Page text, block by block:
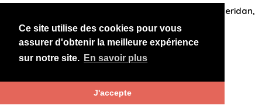
Ce site utilise des cookies pour vous
assurer d'obtenir la meilleure expérience
sur notre site. En savoir plus
J'accepte
Global Solutions Medias LLC 30 N Gould St Ste R Sheridan,
WY 82801
+14242081461
Copyright 2026 LATINANDBEAUTIES